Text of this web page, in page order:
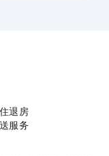
退房
服务